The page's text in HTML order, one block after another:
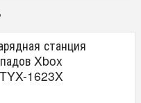
станция
Xbox
1623X